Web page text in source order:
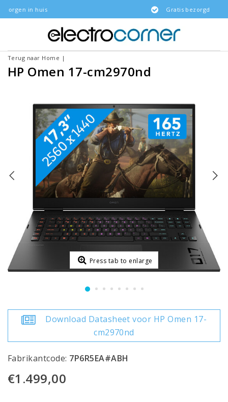
Gratis bezorgd
Terug naar Home |
HP Omen 17-cm2970nd
Press tab to enlarge
Download Datasheet voor HP Omen 17-
cm2970nd
Fabrikantcode: 7P6R5EA#ABH
€1.499,00